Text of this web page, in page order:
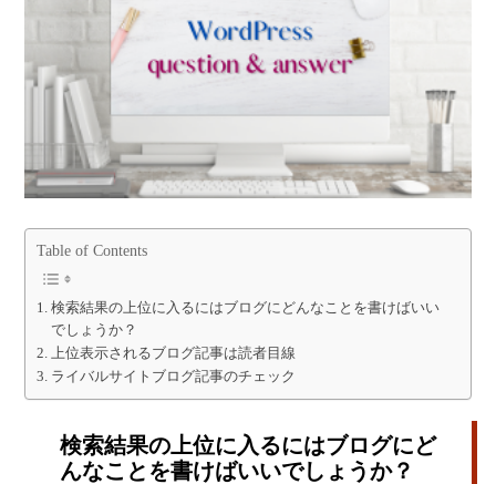
Table of Contents
検索結果の上位に入るにはブログにどんなことを書けばいい
でしょうか？
上位表示されるブログ記事は読者目線
ライバルサイトブログ記事のチェック
検索結果の上位に入るにはブログにど
んなことを書けばいいでしょうか？